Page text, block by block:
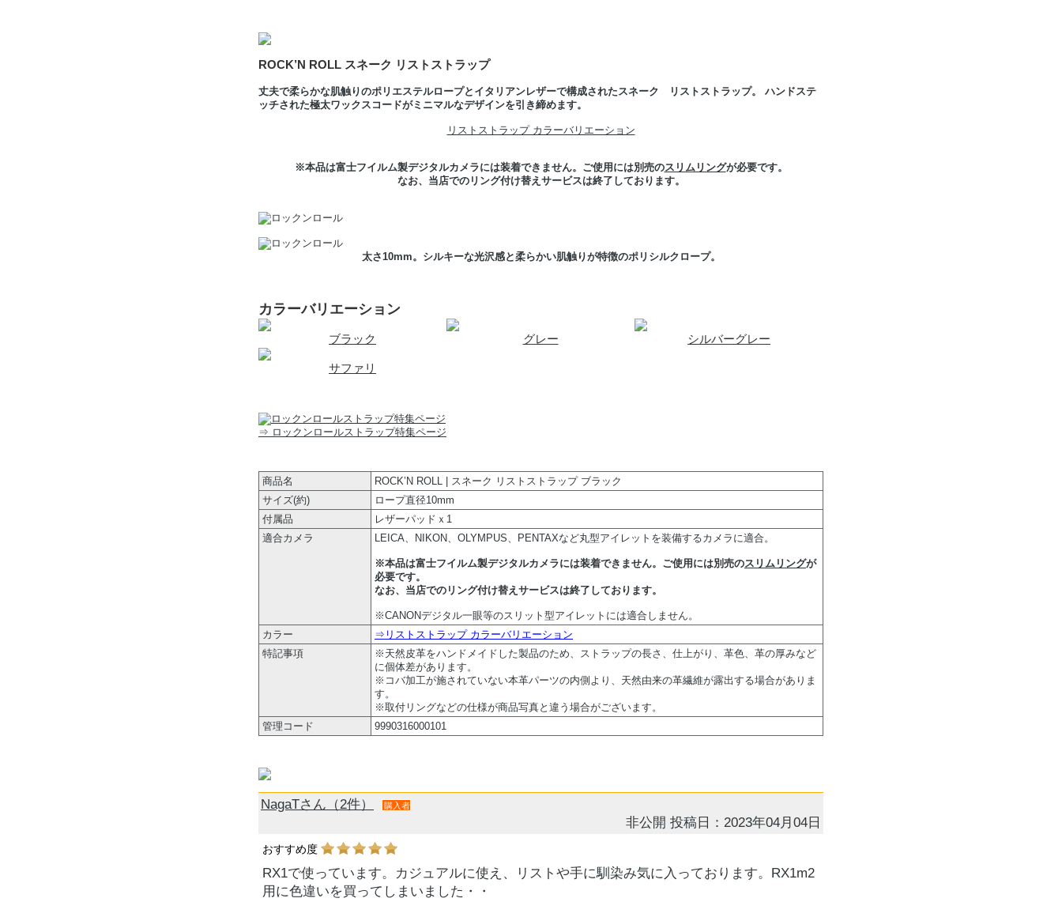
ROCK’N ROLL スネーク リストストラップ
丈夫で柔らかな肌触りのポリエステルロープとイタリアンレザーで構成されたスネーク リストストラップ。 ハンドステ
ッチされた極太ワックスコードがミニマルなデザインを引き締めます。
リストストラップ カラーバリエーション
※本品は富士フイルム製デジタルカメラには装着できません。ご使用には別売のスリムリングが必要です。
なお、当店でのリング付け替えサービスは終了しております。
太さ10mm。シルキーな光沢感と柔らかい肌触りが特徴のポリシルクロープ。
カラーバリエーション
ブラック グレー シルバーグレー
サファリ
⇒ ロックンロールストラップ特集ページ
商品名
ROCK’N ROLL | スネーク リストストラップ ブラック
サイズ(約)
ロープ直径10mm
付属品
レザーパッドｘ1
適合カメラ
LEICA、NIKON、OLYMPUS、PENTAXなど丸型アイレットを装備するカメラに適合。
※本品は富士フイルム製デジタルカメラには装着できません。ご使用には別売のスリムリングが
必要です。
なお、当店でのリング付け替えサービスは終了しております。
※CANONデジタル一眼等のスリット型アイレットには適合しません。
カラー
⇒リストストラップ カラーバリエーション
特記事項
※天然皮革をハンドメイドした製品のため、ストラップの長さ、仕上がり、革色、革の厚みなど
に個体差があります。
※コバ加工が施されていない本革パーツの内側より、天然由来の革繊維が露出する場合がありま
す。
※取付リングなどの仕様が商品写真と違う場合がございます。
管理コード
9990316000101
NagaTさん（2件） 購入者
非公開 投稿日：2023年04月04日
おすすめ度
RX1で使っています。カジュアルに使え、リストや手に馴染み気に入っております。RX1m2
用に色違いを買ってしまいました・・